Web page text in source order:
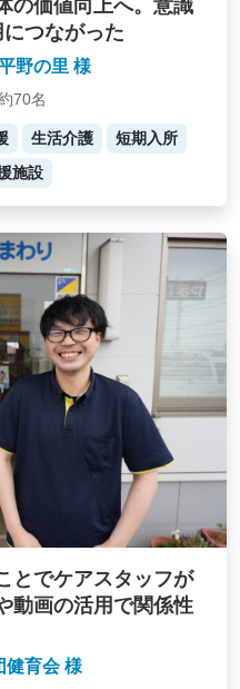
の価値向上へ。意識
つながった
野の里 様
70名
生活介護
短期入所
施設
とでケアスタッフが
動画の活用で関係性
健育会 様